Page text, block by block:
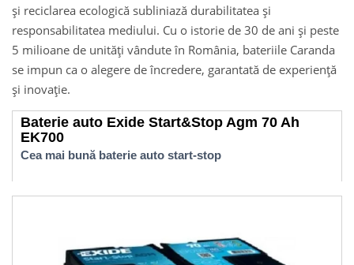
și reciclarea ecologică subliniază durabilitatea și
responsabilitatea mediului. Cu o istorie de 30 de ani și peste
5 milioane de unități vândute în România, bateriile Caranda
se impun ca o alegere de încredere, garantată de experiență
și inovație.
Baterie auto Exide Start&Stop Agm 70 Ah
EK700
Cea mai bună baterie auto start-stop